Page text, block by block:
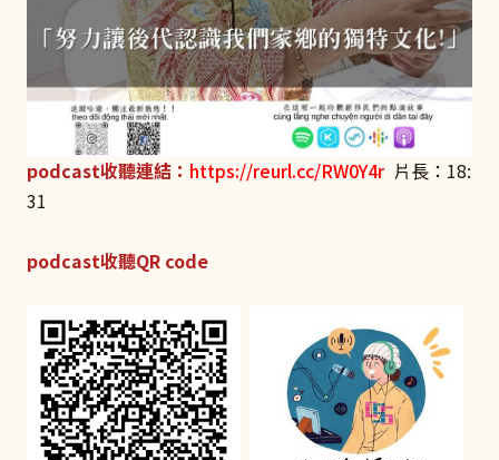
podcast收聽連結： https://reurl.cc/RW0Y4r 片長：18:
31
podcast收聽QR code